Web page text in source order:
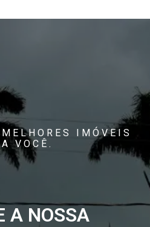
IMÓVEIS
VOCÊ.
A NOSSA